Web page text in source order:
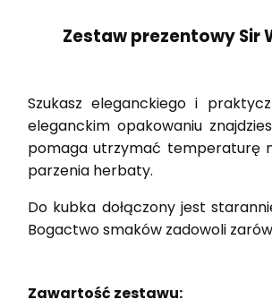
Zestaw prezentowy Sir
Szukasz eleganckiego i
eleganckim opakowaniu
pomaga utrzymać temperaturę
parzenia herbaty.
Do kubka dołączony jest
Bogactwo smaków zadowoli
Zawartość zestawu: